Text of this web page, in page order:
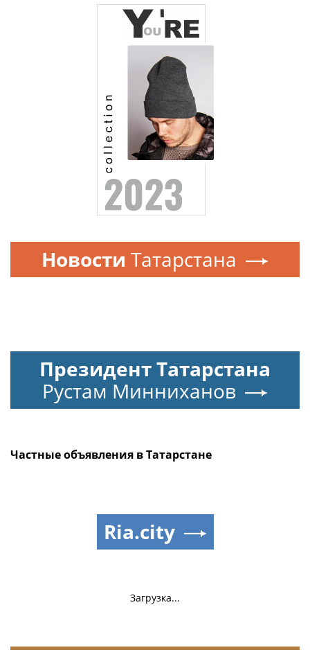
Новости Татарстана
Президент Татарстана
Рустам Минниханов
Частные объявления в Татарстане
Загрузка...
Ria.city